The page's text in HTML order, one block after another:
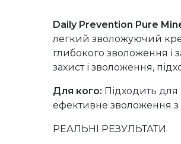
3120,00 ₴.
Daily Prevention Pure
легкий зволожуючий
глибокого зволоження і
захист і зволоження,
Для кого: Підходить для
ефективне зволоження з
РЕАЛЬНІ РЕЗУЛЬТАТИ